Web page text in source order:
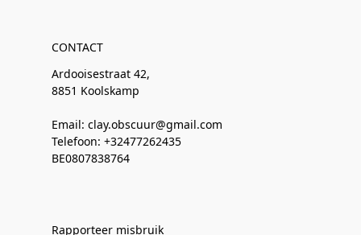
CONTACT
Ardooisestraat 42,
8851 Koolskamp
Email: clay.obscuur@gmail.com
Telefoon: +32477262435
BE0807838764
Rapporteer misbruik